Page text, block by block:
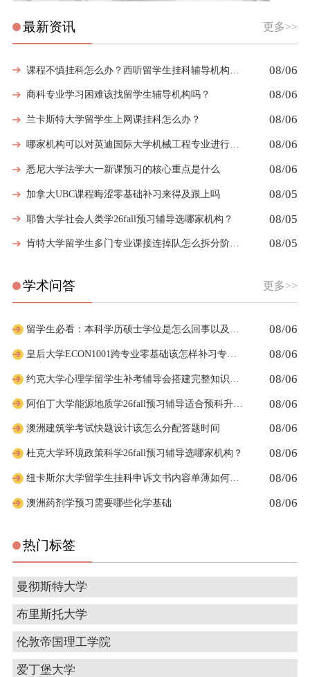
最新资讯 更多>>
08/06
商科专业学习困难该找留学生辅导机构吗？ 08/06
兰卡斯特大学留学生上网课挂科怎么办？ 08/06
哪家机构可以对英迪国际大学机械工程专业进行留学生挂科辅导？ 08/06
悉尼大学法学大一新课预习的核心重点是什么 08/06
加拿大UBC课程晦涩零基础补习来得及跟上吗 08/05
耶鲁大学社会人类学26fall预习辅导选哪家机构？ 08/05
肯特大学留学生多门专业课接连掉队怎么拆分阶段性补习计划 08/05
学术问答 更多>>
留学生必看：本科学历硕士学位是怎么回事以及如何影响考公 08/06
皇后大学ECON1001跨专业零基础该怎样补习专业课 08/06
08/06
阿伯丁大学能源地质学26fall预习辅导适合预科升本科吗 08/06
澳洲建筑学考试快题设计该怎么分配答题时间 08/06
杜克大学环境政策科学26fall预习辅导选哪家机构？ 08/06
纽卡斯尔大学留学生挂科申诉文书内容单薄如何充实材料 08/06
澳洲药剂学预习需要哪些化学基础 08/06
热门标签
曼彻斯特大学
布里斯托大学
伦敦帝国理工学院
爱丁堡大学